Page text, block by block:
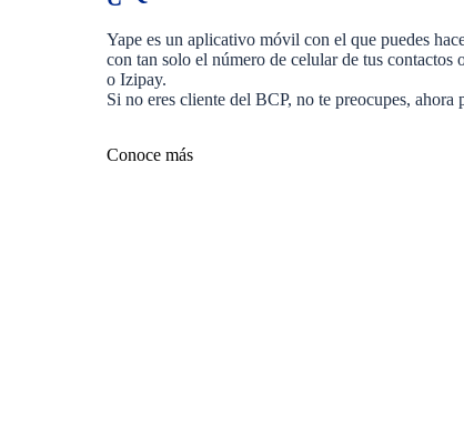
Yape es un aplicativo móvil con el que puedes
con tan solo el número de celular de tus contactos
o Izipay.
Si no eres cliente del BCP, no te preocupes,
Conoce más